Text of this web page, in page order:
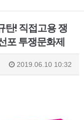
탄! 직접고용 쟁
포 투쟁문화제
2019.06.10 10:32